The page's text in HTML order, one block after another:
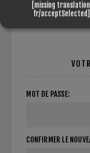
MOT DE PASSE:
CONFIRMER LE
[missing
fr/acceptSelected]